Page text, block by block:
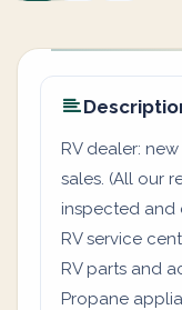
RV dealer:
sales. (All our
inspected and
RV service
RV parts and
Propane